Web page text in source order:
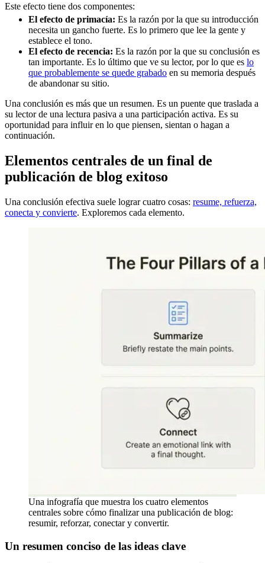
Este efecto tiene dos componentes:
El efecto de primacía: Es la razón por la que su introducción
necesita un gancho fuerte. Es lo primero que lee la gente y
establece el tono.
El efecto de recencia: Es la razón por la que su conclusión es
tan importante. Es lo último que ve su lector, por lo que es lo
que probablemente se quede grabado en su memoria después
de abandonar su sitio.
Una conclusión es más que un resumen. Es un puente que traslada a
su lector de una lectura pasiva a una participación activa. Es su
oportunidad para influir en lo que piensen, sientan o hagan a
continuación.
Elementos centrales de un final de
publicación de blog exitoso
Una conclusión efectiva suele lograr cuatro cosas: resume, refuerza,
conecta y convierte. Exploremos cada elemento.
Una infografía que muestra los cuatro elementos
centrales sobre cómo finalizar una publicación de blog:
resumir, reforzar, conectar y convertir.
Un resumen conciso de las ideas clave